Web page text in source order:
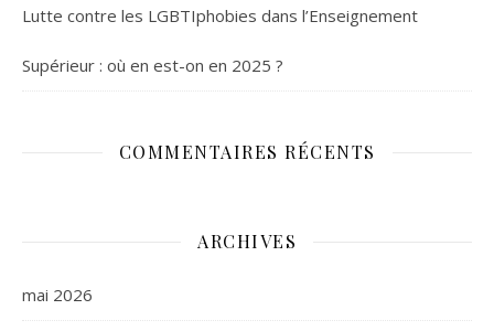
Lutte contre les LGBTIphobies dans l’Enseignement
Supérieur : où en est-on en 2025 ?
COMMENTAIRES RÉCENTS
ARCHIVES
mai 2026